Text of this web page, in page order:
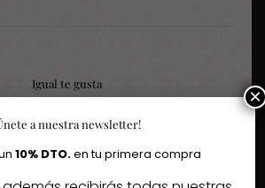
Igual te gusta
estos fantásticos productos
a nuestra newsletter!
10% DTO.en tu primera compra
×